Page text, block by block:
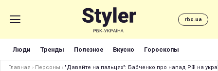
rbc.ua
Люди Тренды Полезное Вкусно Гороскопы
Главная › Персоны › "Давайте на пальцях": Бабченко про напад РФ на